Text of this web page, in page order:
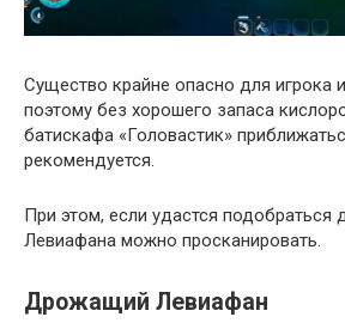
Существо крайне опасно для игрока
поэтому без хорошего запаса
батискафа «Головастик»
рекомендуется.
При этом, если удастся подобраться
Левиафана можно просканировать.
Дрожащий Левиафан